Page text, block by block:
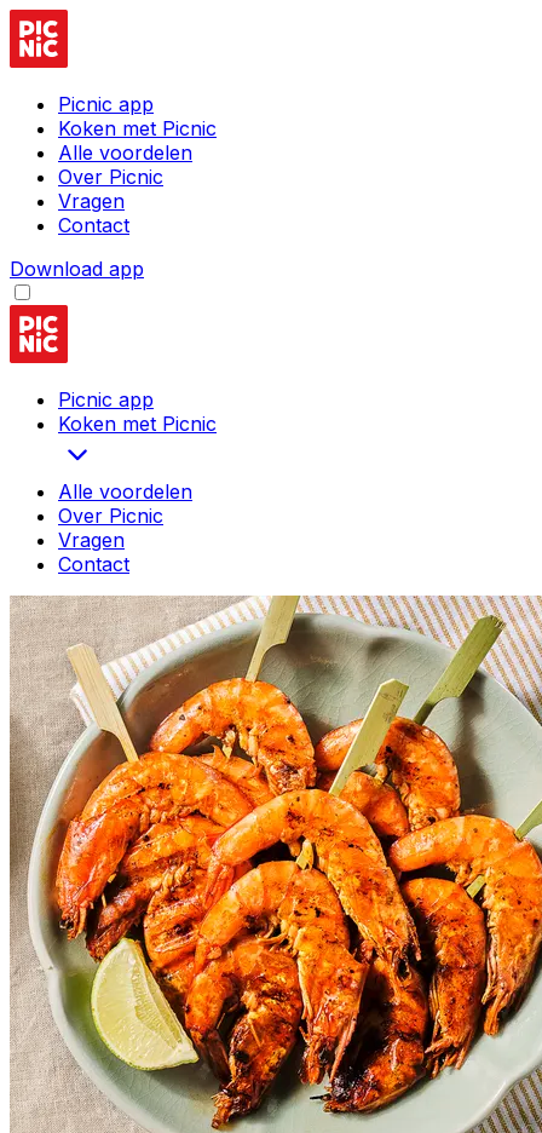
Picnic app
Koken met Picnic
Alle voordelen
Over Picnic
Vragen
Contact
Download app
Picnic app
Koken met Picnic
Alle voordelen
Over Picnic
Vragen
Contact